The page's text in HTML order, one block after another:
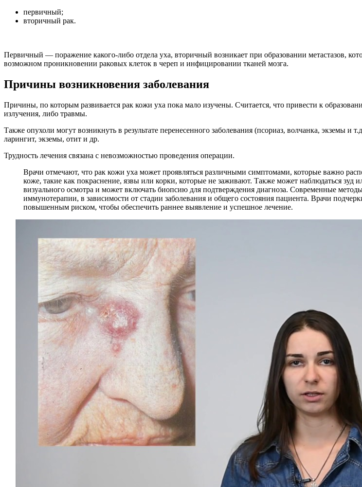
первичный;
вторичный рак.
Первичный — поражение какого-либо отдела уха, вторичный возникает при образовании метастазов,
возможном проникновении раковых клеток в череп и инфицировании тканей мозга.
Причины возникновения заболевания
Причины, по которым развивается рак кожи уха пока мало изучены. Считается, что привести к
излучения, либо травмы.
Также опухоли могут возникнуть в результате перенесенного заболевания (псориаз, волчанка, экземы
ларингит, экземы, отит и др.
Трудность лечения связана с невозможностью проведения операции.
Врачи отмечают, что рак кожи уха может проявляться различными симптомами, которые важно
коже, такие как покраснение, язвы или корки, которые не заживают. Также может наблюдаться зуд
визуального осмотра и может включать биопсию для подтверждения диагноза. Современные
иммунотерапии, в зависимости от стадии заболевания и общего состояния пациента. Врачи
повышенным риском, чтобы обеспечить раннее выявление и успешное лечение.